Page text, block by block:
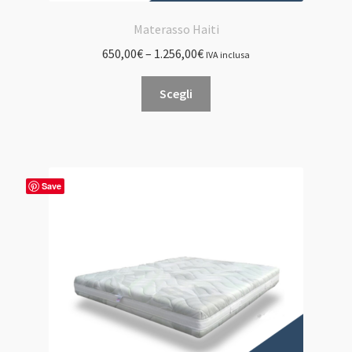
Materasso Haiti
650,00€– 1.256,00€ IVA inclusa
Scegli
scelte
nella
pagina
del
prodotto
Save